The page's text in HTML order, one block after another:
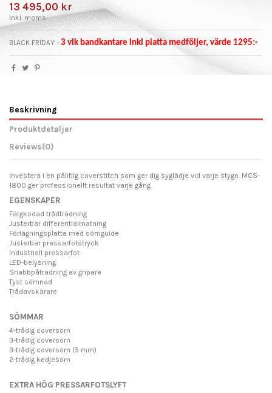
13 495,00 kr
Inkl. moms
BLACK FRIDAY - 3 vik bandkantare inkl platta medföljer, värde 1295:-
Beskrivning
Produktdetaljer
Reviews(0)
Investera i en pålitlig coverstitch som ger dig syglädje vid varje stygn. MCS-
1800 ger professionellt resultat varje gång.
EGENSKAPER
Färgkodad trådträdning
Justerbar differentialmatning
Förlägningsplatta med sömguide
Justerbar pressarfotstryck
Industriell pressarfot
LED-belysning
Snabbpåträdning av gripare
Tyst sömnad
Trådavskärare
SÖMMAR
4-trådig coversöm
3-trådig coversöm
3-trådig coversöm (5 mm)
2-trådig kedjesöm
EXTRA HÖG PRESSARFOTSLYFT